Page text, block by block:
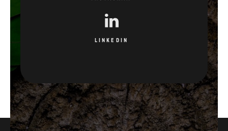
LINKEDIN